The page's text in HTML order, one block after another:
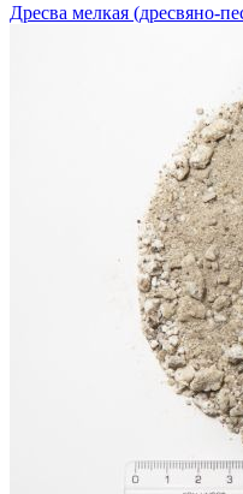
Дресва мелкая (дресвяно-